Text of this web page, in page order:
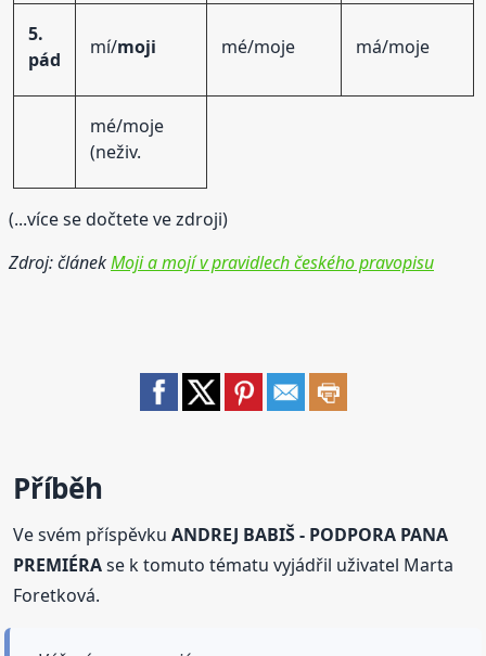
5.
pád
mí/moji mé/moje má/moje
mé/moje
(neživ.
(...více se dočtete ve zdroji)
Zdroj: článekMoji a mojí v pravidlech českého pravopisu
Příběh
Ve svém příspěvkuANDREJ BABIŠ - PODPORA PANA
PREMIÉRAse k tomuto tématu vyjádřil uživatel Marta
Foretková.